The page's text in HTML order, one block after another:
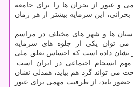
و عبور از بحران ها را برای جامعه
این سرمایه بیشتر از هر زمان
ها و شهر های مختلف در مراسم
توان یکی از جلوه های سرمایه
نشان داده است که احساس تعلق ملی
انسجام اجتماعی در ایران است.
می تواند گرد هم بیاید، همدلی نشان
یابد، از ظرفیت مهمی برای عبور